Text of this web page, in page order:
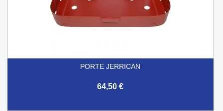
PORTE JERRICAN
64,50 €